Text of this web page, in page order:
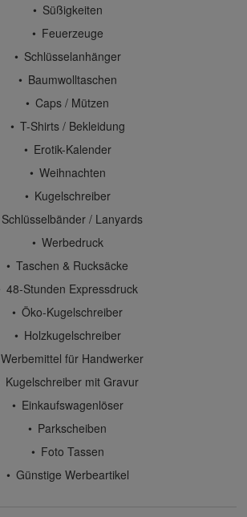
Süßigkeiten
Feuerzeuge
Schlüsselanhänger
Baumwolltaschen
Caps / Mützen
T-Shirts / Bekleidung
Erotik-Kalender
Weihnachten
Kugelschreiber
Schlüsselbänder / Lanyards
Werbedruck
Taschen & Rucksäcke
48-Stunden Expressdruck
Öko-Kugelschreiber
Holzkugelschreiber
Werbemittel für Handwerker
Kugelschreiber mit Gravur
Einkaufswagenlöser
Parkscheiben
Foto Tassen
Günstige Werbeartikel